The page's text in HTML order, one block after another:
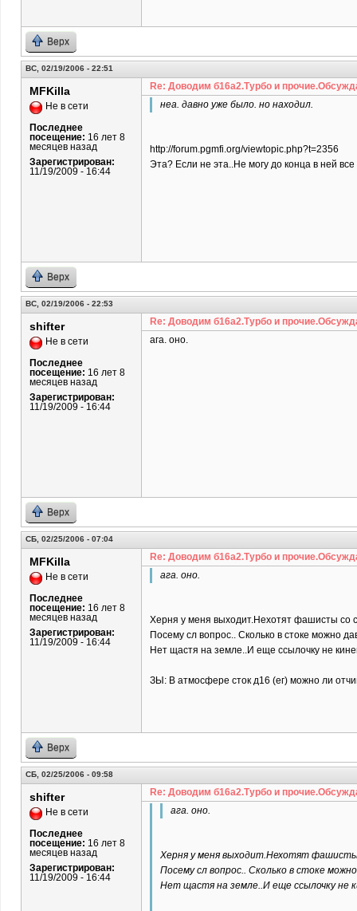
Верх
ВС, 02/19/2006 - 22:51
MFKilla
Не в сети
Последнее
посещение: 16 лет 8
месяцев назад
Зарегистрирован:
11/19/2009 - 16:44
Re: Доводим б16а2.Турбо и
неа. давно уже было. но находил.
http://forum.pgmfi.org/viewtopic.php?t=2356
Эта? Если не эта..Не могу до конца в ней
Верх
ВС, 02/19/2006 - 22:53
shifter
Не в сети
Последнее
посещение: 16 лет 8
месяцев назад
Зарегистрирован:
11/19/2009 - 16:44
Re: Доводим б16а2.Турбо и
ага. оно.
Верх
СБ, 02/25/2006 - 07:04
MFKilla
Не в сети
Последнее
посещение: 16 лет 8
месяцев назад
Зарегистрирован:
11/19/2009 - 16:44
Re: Доводим б16а2.Турбо и
ага. оно.
Херня у меня выходит.Нехотят фашисты со
Посему сл вопрос.. Сколько в стоке можно
Нет щастя на земле..И еще ссылочку не
ЗЫ: В атмосфере сток д16 (ег) можно ли
Верх
СБ, 02/25/2006 - 09:58
shifter
Не в сети
Последнее
посещение: 16 лет 8
месяцев назад
Зарегистрирован:
11/19/2009 - 16:44
Re: Доводим б16а2.Турбо и
ага. оно.
Херня у меня выходит.Нехотят
Посему сл вопрос.. Сколько в стоке
Нет щастя на земле..И еще ссылочку не